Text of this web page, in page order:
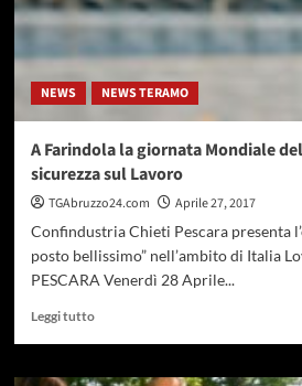
Pescara
NEWS NEWS TERAMO
A Farindola la giornata Mondiale
sicurezza sul Lavoro
TGAbruzzo24.com
Aprile 27, 2017
Confindustria Chieti Pescara presenta
posto bellissimo” nell’ambito di Italia
PESCARA Venerdì 28 Aprile...
Leggi tuttoLeggi
su